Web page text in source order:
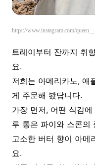
https://www.instagram.com/
트레이부터 잔까지 취
요.
저희는 아메리카노, 애
게 주문해 봤답니다.
가장 먼저, 어떤 식감
루 통은 파이와 스콘의
고소한 버터 향이 아메
요.